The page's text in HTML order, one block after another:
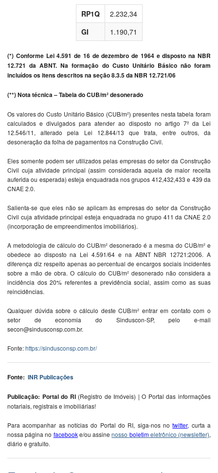
RP1Q
2.232,34
GI
1.190,71
(*) Conforme Lei 4.591 de 16 de dezembro de 1964 e disposto na NBR
12.721 da ABNT. Na formação do Custo Unitário Básico não foram
incluídos os itens descritos na seção 8.3.5 da NBR 12.721/06
(**) Nota técnica – Tabela do CUB/m² desonerado
Os valores do Custo Unitário Básico (CUB/m²) presentes nesta tabela foram
calculados e divulgados para atender ao disposto no artigo 7º da Lei
12.546/11, alterado pela Lei 12.844/13 que trata, entre outros, da
desoneração da folha de pagamentos na Construção Civil.
Eles somente podem ser utilizados pelas empresas do setor da Construção
Civil cuja atividade principal (assim considerada aquela de maior receita
auferida ou esperada) esteja enquadrada nos grupos 412,432,433 e 439 da
CNAE 2.0.
Salienta-se que eles não se aplicam às empresas do setor da Construção
Civil cuja atividade principal esteja enquadrada no grupo 411 da CNAE 2.0
(incorporação de empreendimentos imobiliários).
A metodologia de cálculo do CUB/m² desonerado é a mesma do CUB/m² e
obedece ao disposto na Lei 4.591/64 e na ABNT NBR 12721:2006. A
diferença diz respeito apenas ao percentual de encargos sociais incidentes
sobre a mão de obra. O cálculo do CUB/m² desonerado não considera a
incidência dos 20% referentes a previdência social, assim como as suas
reincidências.
Qualquer dúvida sobre o cálculo deste CUB/m² entrar em contato com o
setor de economia do Sinduscon-SP, pelo e-mail
secon@sindusconsp.com.br.
Fonte:https://sindusconsp.com.br/
Fonte: INR Publicações
Publicação: Portal do RI(Registro de Imóveis) | O Portal das informações
notariais, registrais e imobiliárias!
Para acompanhar as notícias do Portal do RI, siga-nos notwitter, curta a
nossa página no facebooke/ou assinenosso boletimeletrônico (newsletter),
diário e gratuito.